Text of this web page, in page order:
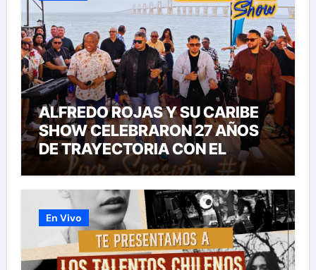
ALFREDO ROJAS Y SU CARIBE
SHOW CELEBRARON 27 AÑOS
DE TRAYECTORIA CON EL
LANZAMIENTO MUNDIAL DE SU
«LIVE SESSION #1»
En Vivo